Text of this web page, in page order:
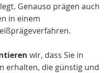
Genauso prägen auch
in einem
wir, dass Sie in
erhalten, die günstig und